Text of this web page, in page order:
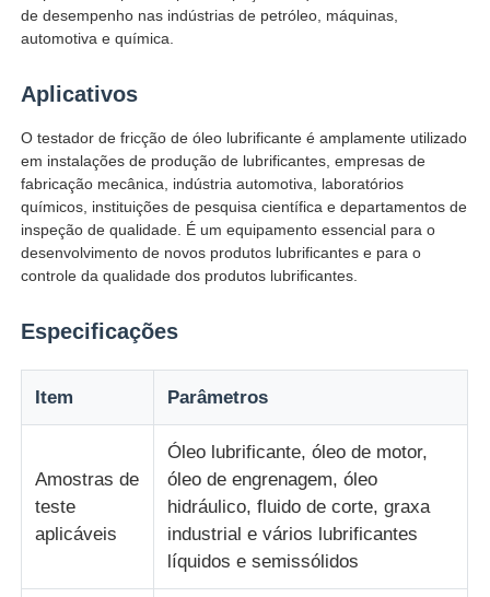
Máquina de testes da abrasão
equipamento de teste de borracha
Equipamento de teste de calçados
Equipamento de ensaio de materiais de construção
Equipamento de ensaio de embalagens
Equipamento de ensaio de adesivos
máquina de teste de tecido
de desempenho nas indústrias de petróleo, máquinas,
automotiva e química.
Aplicativos
O testador de fricção de óleo lubrificante é amplamente utilizado
em instalações de produção de lubrificantes, empresas de
fabricação mecânica, indústria automotiva, laboratórios
químicos, instituições de pesquisa científica e departamentos de
inspeção de qualidade. É um equipamento essencial para o
desenvolvimento de novos produtos lubrificantes e para o
controle da qualidade dos produtos lubrificantes.
Especificações
Item Parâmetros
Amostras de
teste
aplicáveis
Óleo lubrificante, óleo de motor,
óleo de engrenagem, óleo
hidráulico, fluido de corte, graxa
industrial e vários lubrificantes
líquidos e semissólidos